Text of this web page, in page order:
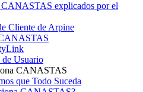
CANASTAS explicados por el
Cliente de Arpine
Usuario
CANASTAS
que Todo Suceda